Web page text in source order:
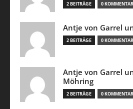
2 BEITRÄGE 0
Antje von Garrel
2 BEITRÄGE 0
Antje von Garrel
Möhring
2 BEITRÄGE 0